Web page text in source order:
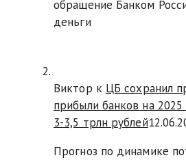
обращение Банком
деньги
Виктор к ЦБ сохранил
прибыли банков на
3-3,5 трлн рублей
Прогноз по динамике